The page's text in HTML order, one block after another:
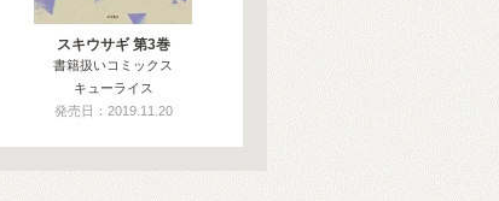
スキウサギ 第3巻
書籍扱いコミックス
キューライス
発売日：2019.11.20